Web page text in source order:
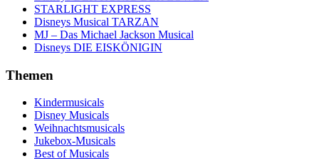
STARLIGHT EXPRESS
Disneys Musical TARZAN
MJ – Das Michael Jackson Musical
Disneys DIE EISKÖNIGIN
Themen
Kindermusicals
Disney Musicals
Weihnachtsmusicals
Jukebox-Musicals
Best of Musicals